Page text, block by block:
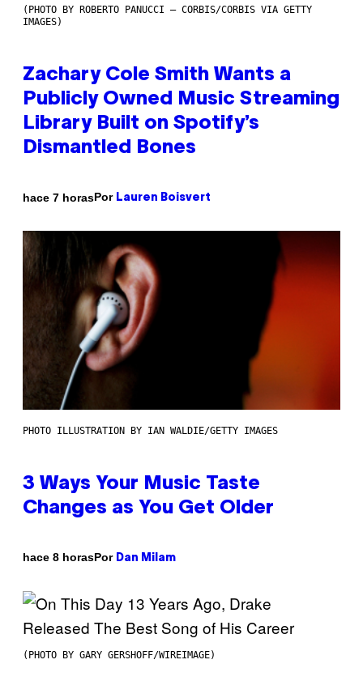
(PHOTO BY ROBERTO PANUCCI – CORBIS/CORBIS VIA GETTY
IMAGES)
Zachary Cole Smith Wants a
Publicly Owned Music Streaming
Library Built on Spotify’s
Dismantled Bones
hace 7 horasPor Lauren Boisvert
PHOTO ILLUSTRATION BY IAN WALDIE/GETTY IMAGES
3 Ways Your Music Taste
Changes as You Get Older
hace 8 horasPor Dan Milam
(PHOTO BY GARY GERSHOFF/WIREIMAGE)